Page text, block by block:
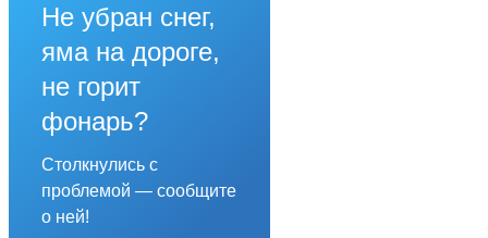
Не убран снег,
яма на дороге,
не горит
фонарь?
Столкнулись с
проблемой — сообщите
о ней!